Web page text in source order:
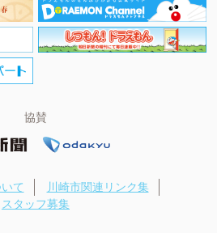
協賛
て
川崎市関連リンク集
スタッフ募集